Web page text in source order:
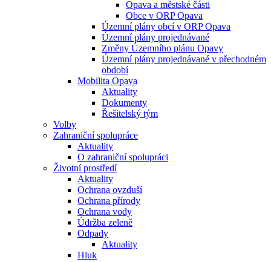
Opava a městské části
Obce v ORP Opava
Územní plány obcí v ORP Opava
Územní plány projednávané
Změny Územního plánu Opavy
Územní plány projednávané v přechodném
období
Mobilita Opava
Aktuality
Dokumenty
Řešitelský tým
Volby
Zahraniční spolupráce
Aktuality
O zahraniční spolupráci
Životní prostředí
Aktuality
Ochrana ovzduší
Ochrana přírody
Ochrana vody
Údržba zeleně
Odpady
Aktuality
Hluk